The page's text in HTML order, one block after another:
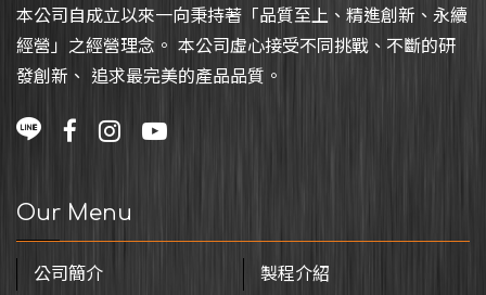
本公司自成立以來一向秉持著「品質至上、精進創新、永續
經營」之經營理念。 本公司虛心接受不同挑戰、不斷的研
發創新、 追求最完美的產品品質。
Our Menu
公司簡介 製程介紹